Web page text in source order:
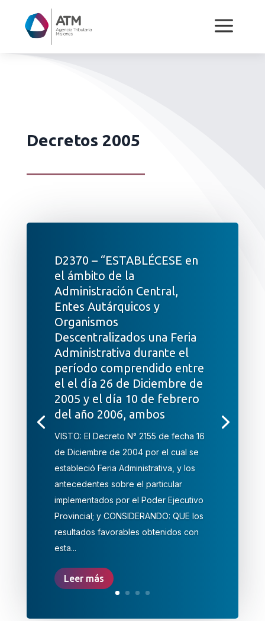
a
Decretos 2005
D2370 – “ESTABLÉCESE en
el ámbito de la
Administración Central,
Entes Autárquicos y
Organismos
Descentralizados una Feria
Administrativa durante el
período comprendido entre
el el día 26 de Diciembre de
2005 y el día 10 de febrero
del año 2006, ambos
VISTO: El Decreto N° 2155 de fecha 16
de Diciembre de 2004 por el cual se
estableció Feria Administrativa, y los
antecedentes sobre el particular
implementados por el Poder Ejecutivo
Provincial; y CONSIDERANDO: QUE los
resultados favorables obtenidos con
esta...
Leer más